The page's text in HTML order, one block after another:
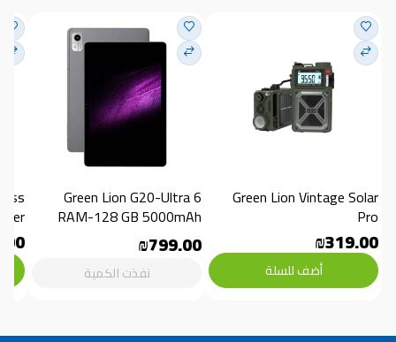
Pro
₪319.00
أضف للسلة
RAM-128 GB 5000mAh
₪799.00
نفذت الكمية